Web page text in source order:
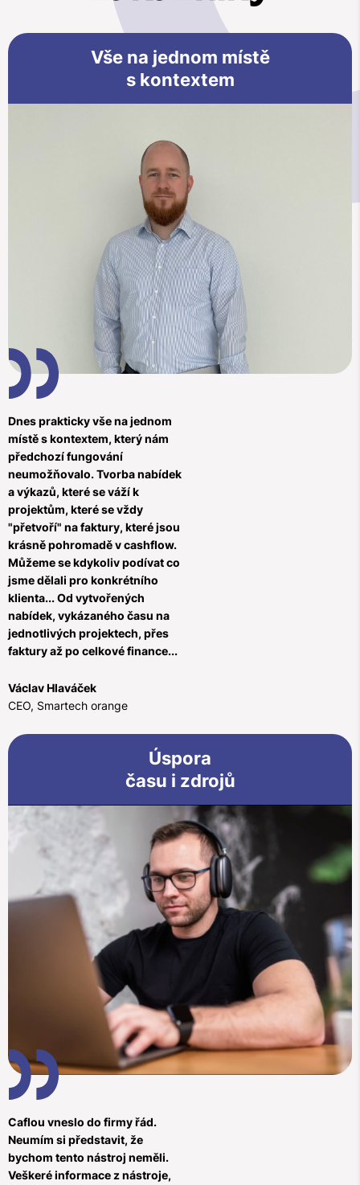
Vše na jednom místě
s kontextem
Dnes prakticky vše na jednom
místě s kontextem, který nám
předchozí fungování
neumožňovalo. Tvorba nabídek
a výkazů, které se váží k
projektům, které se vždy
"přetvoří" na faktury, které jsou
krásně pohromadě v cashflow.
Můžeme se kdykoliv podívat co
jsme dělali pro konkrétního
klienta... Od vytvořených
nabídek, vykázaného času na
jednotlivých projektech, přes
faktury až po celkové finance...
Václav Hlaváček
CEO, Smartech orange
Úspora
času i zdrojů
Caflou vneslo do firmy řád.
Neumím si představit, že
bychom tento nástroj neměli.
Veškeré informace z nástroje,